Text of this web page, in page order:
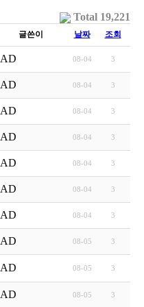
Total 19,221
글쓴이 날짜 조회
AD 08-04 3
AD 08-04 3
AD 08-04 3
AD 08-04 3
AD 08-04 3
AD 08-04 3
AD 08-04 3
AD 08-05 3
AD 08-05 3
AD 08-05 3